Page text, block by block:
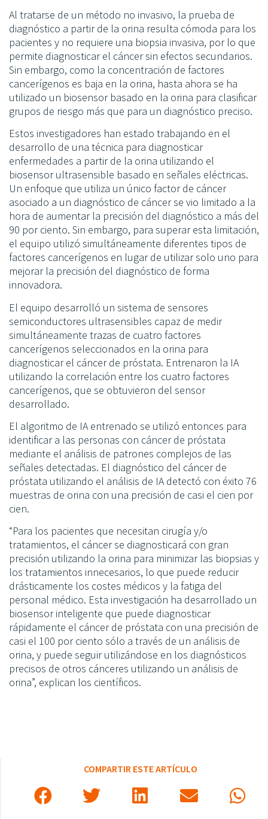
Al tratarse de un método no invasivo, la prueba de
diagnóstico a partir de la orina resulta cómoda para los
pacientes y no requiere una biopsia invasiva, por lo que
permite diagnosticar el cáncer sin efectos secundarios.
Sin embargo, como la concentración de factores
cancerígenos es baja en la orina, hasta ahora se ha
utilizado un biosensor basado en la orina para clasificar
grupos de riesgo más que para un diagnóstico preciso.
Estos investigadores han estado trabajando en el
desarrollo de una técnica para diagnosticar
enfermedades a partir de la orina utilizando el
biosensor ultrasensible basado en señales eléctricas.
Un enfoque que utiliza un único factor de cáncer
asociado a un diagnóstico de cáncer se vio limitado a la
hora de aumentar la precisión del diagnóstico a más del
90 por ciento. Sin embargo, para superar esta limitación,
el equipo utilizó simultáneamente diferentes tipos de
factores cancerígenos en lugar de utilizar solo uno para
mejorar la precisión del diagnóstico de forma
innovadora.
El equipo desarrolló un sistema de sensores
semiconductores ultrasensibles capaz de medir
simultáneamente trazas de cuatro factores
cancerígenos seleccionados en la orina para
diagnosticar el cáncer de próstata. Entrenaron la IA
utilizando la correlación entre los cuatro factores
cancerígenos, que se obtuvieron del sensor
desarrollado.
El algoritmo de IA entrenado se utilizó entonces para
identificar a las personas con cáncer de próstata
mediante el análisis de patrones complejos de las
señales detectadas. El diagnóstico del cáncer de
próstata utilizando el análisis de IA detectó con éxito 76
muestras de orina con una precisión de casi el cien por
cien.
“Para los pacientes que necesitan cirugía y/o
tratamientos, el cáncer se diagnosticará con gran
precisión utilizando la orina para minimizar las biopsias y
los tratamientos innecesarios, lo que puede reducir
drásticamente los costes médicos y la fatiga del
personal médico. Esta investigación ha desarrollado un
biosensor inteligente que puede diagnosticar
rápidamente el cáncer de próstata con una precisión de
casi el 100 por ciento sólo a través de un análisis de
orina, y puede seguir utilizándose en los diagnósticos
precisos de otros cánceres utilizando un análisis de
orina”, explican los científicos.
COMPARTIR ESTE ARTÍCULO